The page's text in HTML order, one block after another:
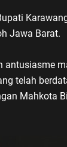
Jawa Barat.
telah
Mahkota